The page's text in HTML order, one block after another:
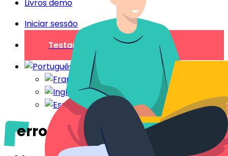
Livros demo
Iniciar sessão
Testar gratuitamente
erros